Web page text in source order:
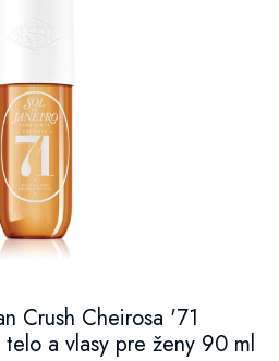
Crush Cheirosa '71
a vlasy pre ženy 90 ml